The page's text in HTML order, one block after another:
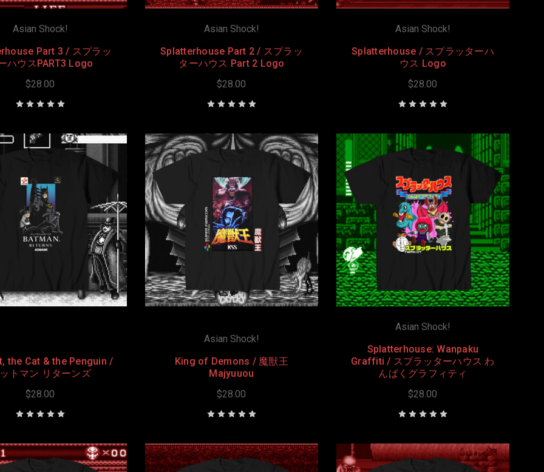
Asian Shock!
Part 3 / スプラッ
ハウスPART3 Logo
$28.00
Asian Shock!
Splatterhouse Part 2 / スプラッ
ターハウス Part 2 Logo
$28.00
Asian Shock!
Splatterhouse / スプラッターハ
ウス Logo
$28.00
the Cat & the Penguin /
トマン リターンズ
$28.00
Asian Shock!
King of Demons / 魔獣王
Majyuuou
$28.00
Asian Shock!
Splatterhouse: Wanpaku
Graffiti / スプラッターハウス わ
んぱくグラフィティ
$28.00